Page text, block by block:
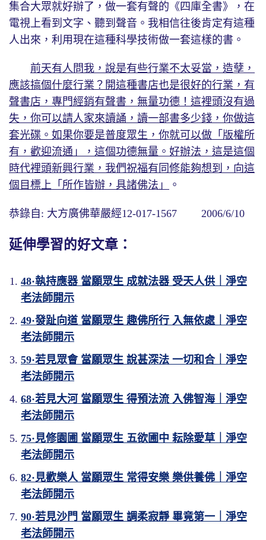
集合大眾就好辦了，做一套有聲的《四庫全書》，在
電視上看到文字、聽到聲音。我相信往後肯定有這種
人出來，利用現在這種科學技術做一套這樣的書。
前天有人問我，說是有些行業不太妥當，造孽，
應該搞個什麼行業？開這種書店也是很好的行業，有
聲書店，專門經銷有聲書，無量功德！這裡頭沒有過
失，你可以請人家來讀誦，讀一部書多少錢，你做這
套光碟。如果你要是普度眾生，你就可以做「版權所
有，歡迎流通」，這個功德無量。好辦法，這是這個
時代裡頭新興行業，我們祝福有同修能夠想到，向這
個目標上「所作皆辦，具諸佛法」
。
恭錄自: 大方廣佛華嚴經12-017-1567 2006/6/10
延伸學習的好文章：
48·執持應器 當願眾生 成就法器 受天人供｜淨空
老法師開示
49·發趾向道 當願眾生 趣佛所行 入無依處｜淨空
老法師開示
59·若見眾會 當願眾生 說甚深法 一切和合｜淨空
老法師開示
68·若見大河 當願眾生 得預法流 入佛智海｜淨空
老法師開示
75·見修園圃 當願眾生 五欲圃中 耘除愛草｜淨空
老法師開示
82·見歡樂人 當願眾生 常得安樂 樂供養佛｜淨空
老法師開示
90·若見沙門 當願眾生 調柔寂靜 畢竟第一｜淨空
老法師開示